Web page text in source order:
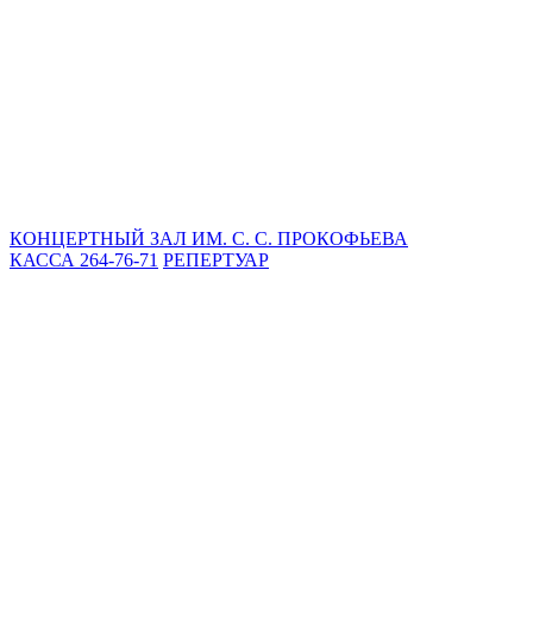
КОНЦЕРТНЫЙ ЗАЛ ИМ. С. С. ПРОКОФЬЕВА
КАССА 264-76-71 РЕПЕРТУАР